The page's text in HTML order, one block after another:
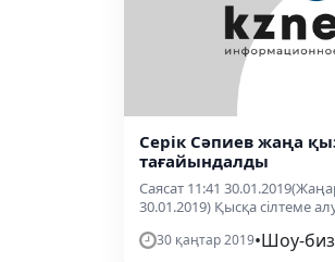
Серік Сәпиев жаңа
тағайындалды
Саясат 11:41
30.01.2019) Қысқа сілтеме
30 қаңтар 2019•Шоу-